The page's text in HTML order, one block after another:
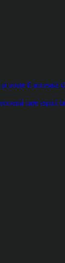
poate fi accesată
care aspiră